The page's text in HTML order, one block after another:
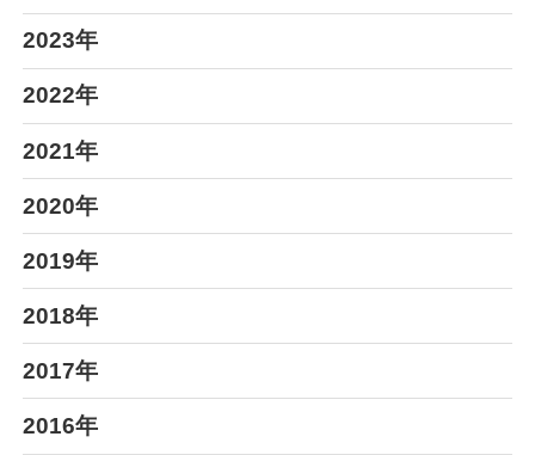
2023年
2022年
2021年
2020年
2019年
2018年
2017年
2016年